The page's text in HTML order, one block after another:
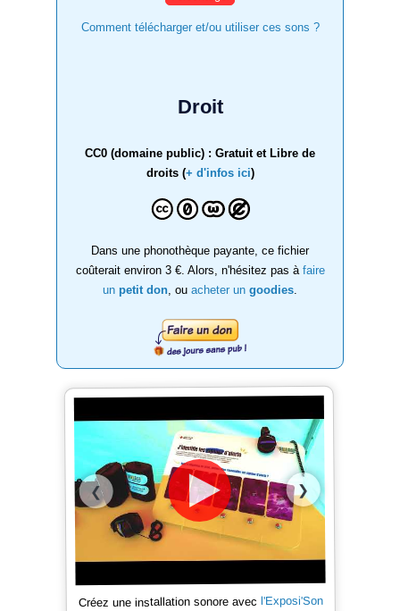
Comment télécharger et/ou utiliser ces sons ?
Droit
CC0 (domaine public) : Gratuit et Libre de
droits (+ d'infos ici)
Dans une phonothèque payante, ce fichier
coûterait environ 3 €. Alors, n'hésitez pas à faire
un petit don , ou acheter un goodies
❮ ❯
Créez une installation sonore avec l'Exposi'Son